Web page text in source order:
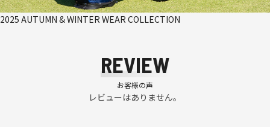
2025 AUTUMN & WINTER WEAR COLLECTION
REVIEW
お客様の声
レビューはありません。